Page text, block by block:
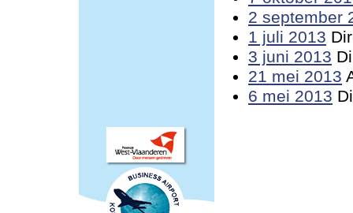
2 september
1 juli 2013
3 juni 2013
21 mei 2013
6 mei 2013